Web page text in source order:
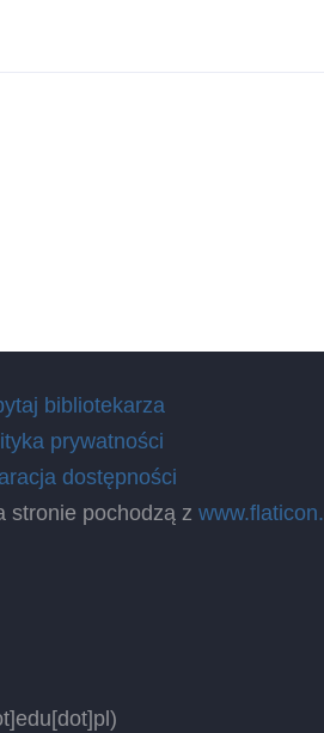
bibliotekarza
prywatności
dostępności
stronie pochodzą z